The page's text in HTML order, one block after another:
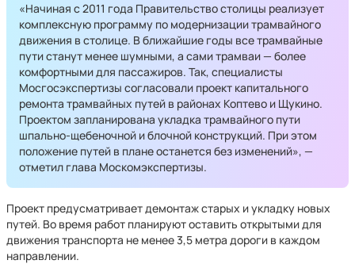
«Начиная с 2011 года Правительство столицы реализует
комплексную программу по модернизации трамвайного
движения в столице. В ближайшие годы все трамвайные
пути станут менее шумными, а сами трамваи — более
комфортными для пассажиров. Так, специалисты
Мосгосэкспертизы согласовали проект капитального
ремонта трамвайных путей в районах Коптево и Щукино.
Проектом запланирована укладка трамвайного пути
шпально-щебеночной и блочной конструкций. При этом
положение путей в плане останется без изменений», —
отметил глава Москомэкспертизы.
Проект предусматривает демонтаж старых и укладку новых
путей. Во время работ планируют оставить открытыми для
движения транспорта не менее 3,5 метра дороги в каждом
направлении.